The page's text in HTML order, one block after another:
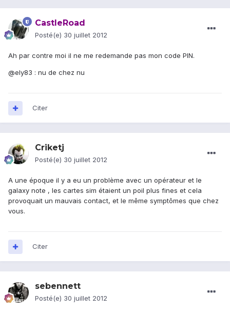
CastleRoad
Posté(e) 30 juillet 2012
Ah par contre moi il ne me redemande pas mon code PIN.
@ely83 : nu de chez nu
Citer
Criketj
Posté(e) 30 juillet 2012
A une époque il y a eu un problème avec un opérateur et le
galaxy note , les cartes sim étaient un poil plus fines et cela
provoquait un mauvais contact, et le même symptômes que chez
vous.
Citer
sebennett
Posté(e) 30 juillet 2012